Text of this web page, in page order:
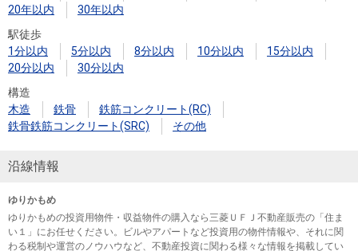
20年以内
30年以内
駅徒歩
1分以内
5分以内 8分以内 10分以内
15分以内
20分以内
30分以内
構造
木造
鉄骨
鉄筋コンクリート(RC)
鉄骨鉄筋コンクリート(SRC)
その他
沿線情報
ゆりかもめ
ゆりかもめの投資用物件・収益物件の購入なら三菱ＵＦＪ不動産販売の「住ま
い１」にお任せください。ビルやアパートなど投資用の物件情報や、それに関
わる税制や運営のノウハウなど、不動産投資に関わる様々な情報を掲載してい